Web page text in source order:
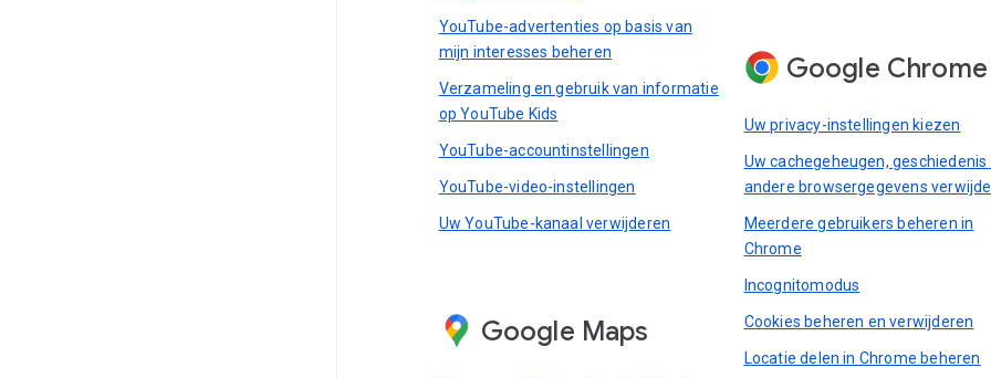
YouTube-advertenties op basis van
mijn interesses beheren
Verzameling en gebruik van informatie
op YouTube Kids
YouTube-accountinstellingen
YouTube-video-instellingen
Uw YouTube-kanaal verwijderen
Google Maps
Google Chrome
Uw privacy-instellingen kiezen
Uw cachegeheugen, geschiedenis
andere browsergegevens
Meerdere gebruikers beheren in
Chrome
Incognitomodus
Cookies beheren en verwijderen
Locatie delen in Chrome beheren